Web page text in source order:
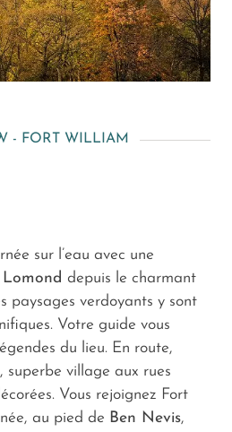
- FORT WILLIAM
sur l’eau avec une
depuis le charmant
paysages verdoyants y sont
Votre guide vous
du lieu. En route,
, superbe village aux rues
Vous rejoignez Fort
au pied de Ben Nevis,